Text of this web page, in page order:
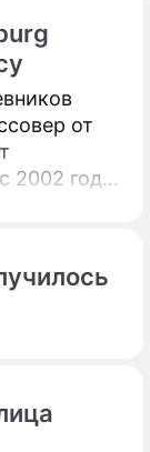
от
2002 года.
PL71, на